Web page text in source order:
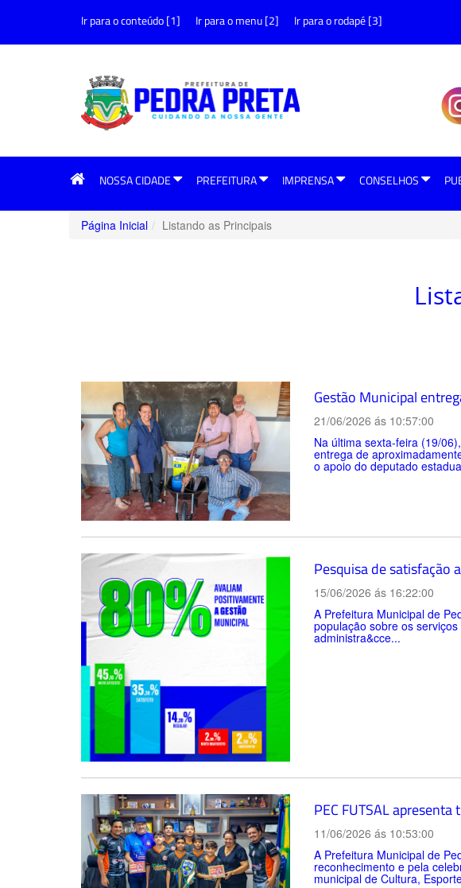
Ir para o conteúdo [1] Ir para o menu [2] Ir para o rodapé [3]
NOSSA CIDADE PREFEITURA IMPRENSA CONSELHOS
Página Inicial Listando as Principais
Gestão Municipal
21/06/2026 ás 10:57:00
Na última sexta-feira (19/
entrega de
o apoio do deputado
Pesquisa de satisfação
15/06/2026 ás 16:22:00
A Prefeitura Municipal de
população sobre os
administra&cce...
PEC FUTSAL
11/06/2026 ás 10:53:00
A Prefeitura Municipal de
reconhecimento e pela
municipal de Cultura,